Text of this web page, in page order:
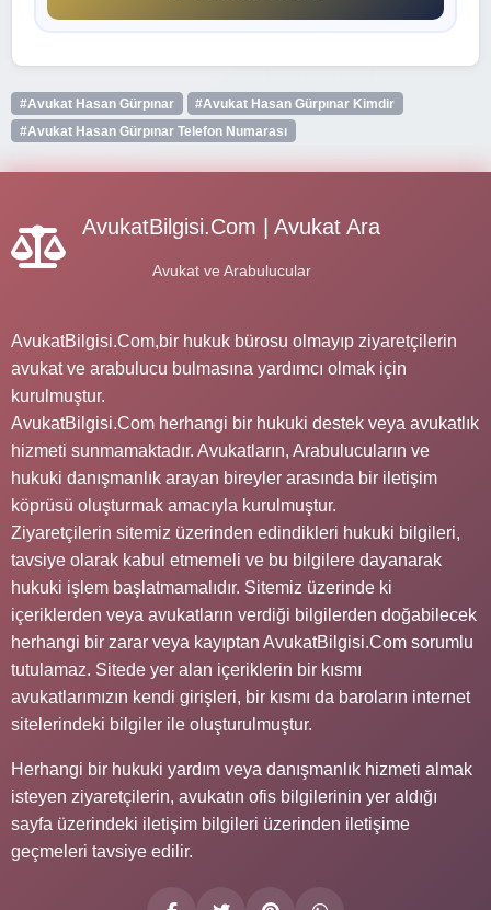
#Avukat Hasan Gürpınar
#Avukat Hasan Gürpınar Kimdir
#Avukat Hasan Gürpınar Telefon Numarası
AvukatBilgisi.Com | Avukat Ara
Avukat ve Arabulucular
AvukatBilgisi.Com,bir hukuk bürosu olmayıp ziyaretçilerin
avukat ve arabulucu bulmasına yardımcı olmak için
kurulmuştur.
AvukatBilgisi.Com herhangi bir hukuki destek veya avukatlık
hizmeti sunmamaktadır. Avukatların, Arabulucuların ve
hukuki danışmanlık arayan bireyler arasında bir iletişim
köprüsü oluşturmak amacıyla kurulmuştur.
Ziyaretçilerin sitemiz üzerinden edindikleri hukuki bilgileri,
tavsiye olarak kabul etmemeli ve bu bilgilere dayanarak
hukuki işlem başlatmamalıdır. Sitemiz üzerinde ki
içeriklerden veya avukatların verdiği bilgilerden doğabilecek
herhangi bir zarar veya kayıptan AvukatBilgisi.Com sorumlu
tutulamaz. Sitede yer alan içeriklerin bir kısmı
avukatlarımızın kendi girişleri, bir kısmı da baroların internet
sitelerindeki bilgiler ile oluşturulmuştur.
Herhangi bir hukuki yardım veya danışmanlık hizmeti almak
isteyen ziyaretçilerin, avukatın ofis bilgilerinin yer aldığı
sayfa üzerindeki iletişim bilgileri üzerinden iletişime
geçmeleri tavsiye edilir.